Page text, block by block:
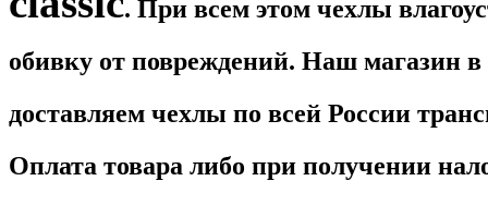
. При всем этом чехлы
обивку от повреждений. Наш магазин в
доставляем чехлы по всей России
Оплата товара либо при получении